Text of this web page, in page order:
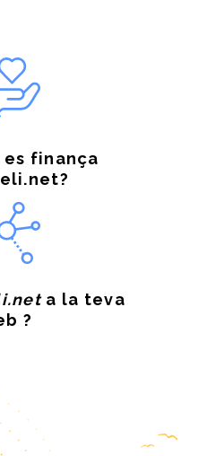
es finança
a la teva
?